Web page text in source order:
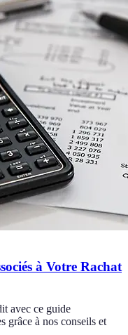
à Votre Rachat
avec ce guide
grâce à nos conseils et